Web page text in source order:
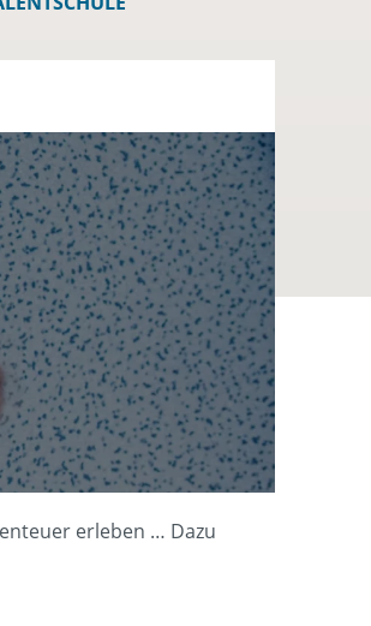
erleben … Dazu